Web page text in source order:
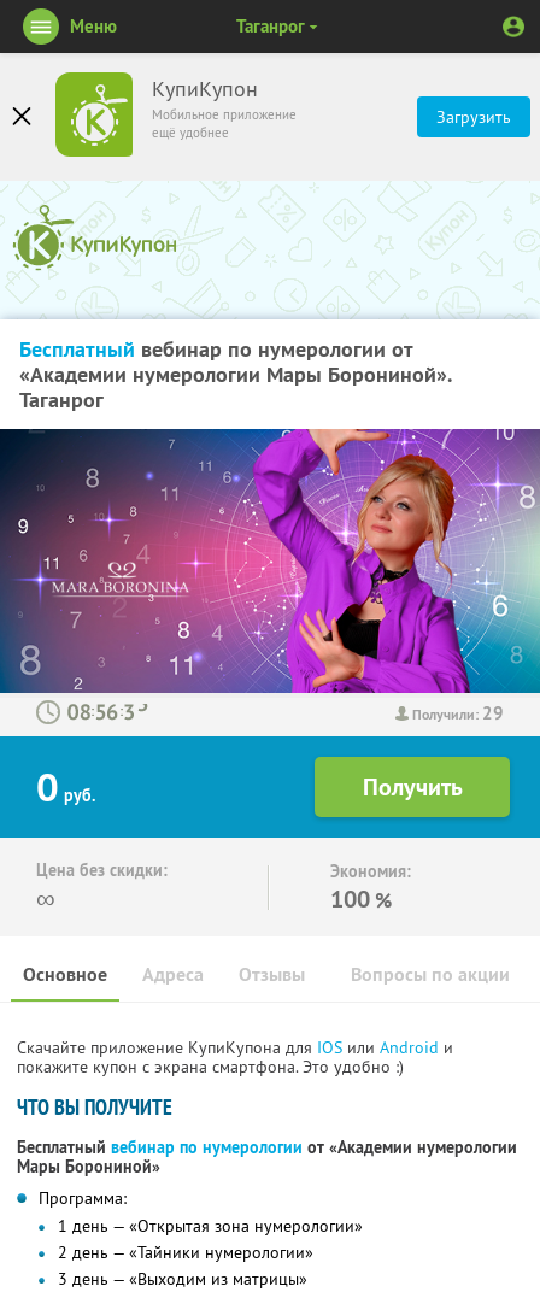
КупиКупон
Мобильное приложение
ещё удобнее
Загрузить
Меню Таганрог
Бесплатный вебинар по нумерологии от
«Академии нумерологии Мары Борониной».
Таганрог
Получили: 29
: :
0 руб.
Цена без скидки:
∞
Экономия:
100 %
Основное Отзывы Вопросы по акции
Адреса
Скачайте приложение КупиКупона для IOS или Android и
покажите купон с экрана смартфона. Это удобно :)
ЧТО ВЫ ПОЛУЧИТЕ
Бесплатный вебинар по нумерологии от «Академии нумерологии
Мары Борониной»
Программа:
1 день — «Открытая зона нумерологии»
2 день — «Тайники нумерологии»
3 день — «Выходим из матрицы»